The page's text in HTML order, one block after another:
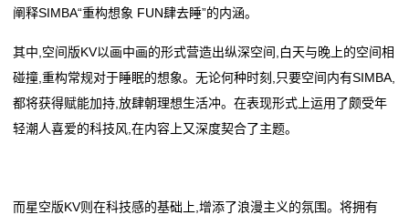
阐释SIMBA“重构想象 FUN肆去睡”的内涵。
其中,空间版KV以画中画的形式营造出纵深空间,白天与晚上的空间相
碰撞,重构常规对于睡眠的想象。无论何种时刻,只要空间内有SIMBA,
都将获得赋能加持,放肆朝理想生活冲。在表现形式上运用了颇受年
轻潮人喜爱的科技风,在内容上又深度契合了主题。
而星空版KV则在科技感的基础上,增添了浪漫主义的氛围。将拥有